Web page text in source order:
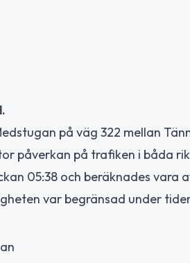
på väg 322 mellan
påverkan på trafiken i båda
05:38 och beräknades vara
var begränsad under